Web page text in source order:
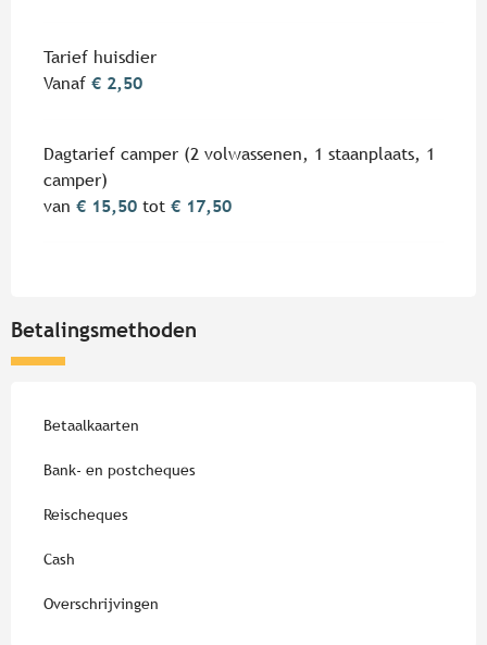
Tarief huisdier
Vanaf € 2,50
Dagtarief camper (2 volwassenen, 1 staanplaats, 1
camper)
van € 15,50 tot € 17,50
Betalingsmethoden
Betaalkaarten
Bank- en postcheques
Reischeques
Cash
Overschrijvingen